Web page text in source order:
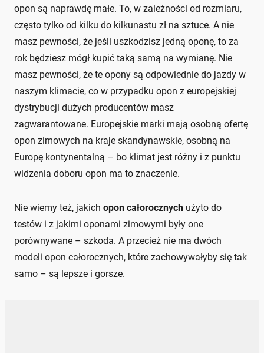
opon są naprawdę małe. To, w zależności od rozmiaru,
często tylko od kilku do kilkunastu zł na sztuce. A nie
masz pewności, że jeśli uszkodzisz jedną oponę, to za
rok będziesz mógł kupić taką samą na wymianę. Nie
masz pewności, że te opony są odpowiednie do jazdy w
naszym klimacie, co w przypadku opon z europejskiej
dystrybucji dużych producentów masz
zagwarantowane. Europejskie marki mają osobną ofertę
opon zimowych na kraje skandynawskie, osobną na
Europę kontynentalną – bo klimat jest różny i z punktu
widzenia doboru opon ma to znaczenie.
Nie wiemy też, jakich opon całorocznych użyto do
testów i z jakimi oponami zimowymi były one
porównywane – szkoda. A przecież nie ma dwóch
modeli opon całorocznych, które zachowywałyby się tak
samo – są lepsze i gorsze.